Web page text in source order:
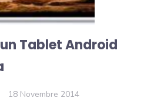
Tablet Android
18 Novembre 2014